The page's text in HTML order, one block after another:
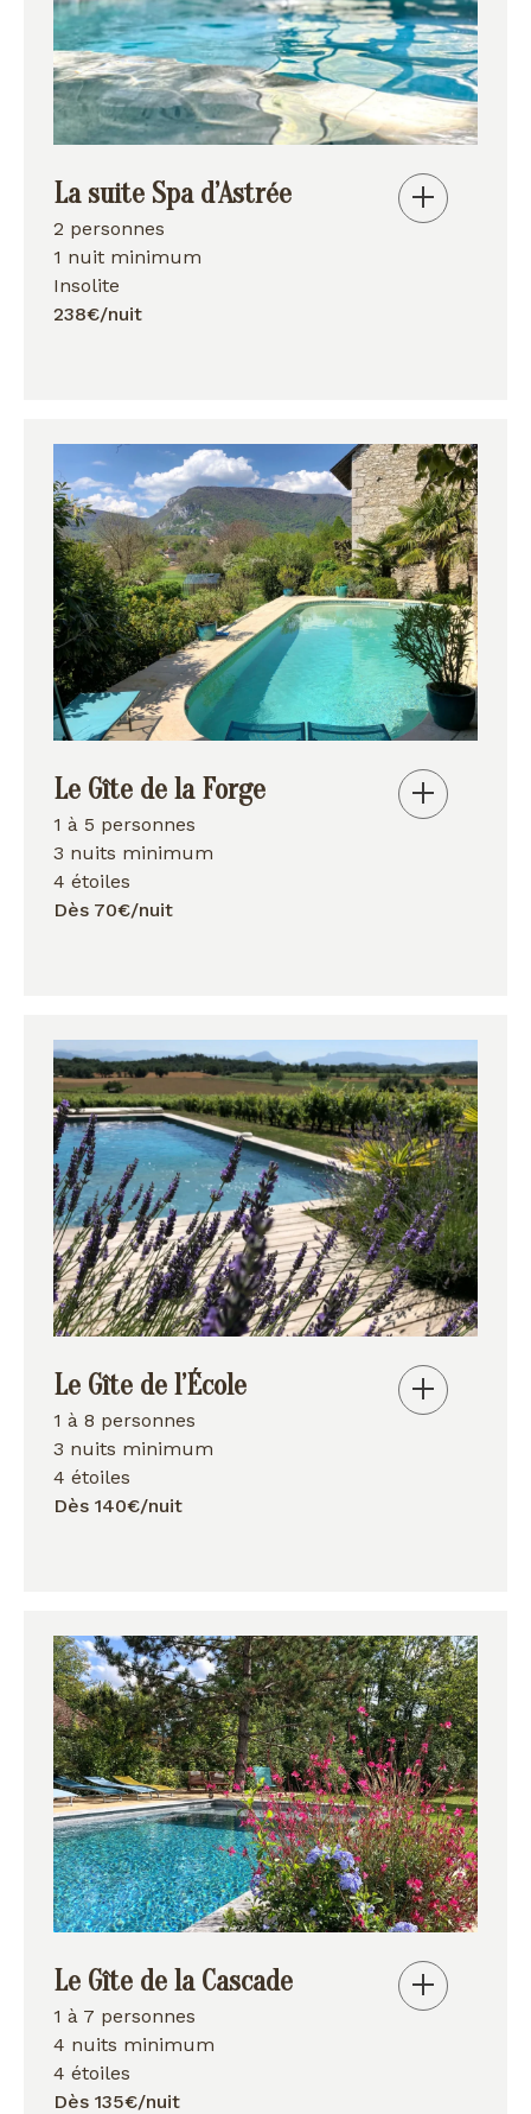
La suite Spa d’Astrée
2 personnes
1 nuit minimum
Insolite
238€/nuit
Le Gîte de la Forge
1 à 5 personnes
3 nuits minimum
4 étoiles
Dès 70€/nuit
Le Gîte de l’École
1 à 8 personnes
3 nuits minimum
4 étoiles
Dès 140€/nuit
Le Gîte de la Cascade
1 à 7 personnes
4 nuits minimum
4 étoiles
Dès 135€/nuit